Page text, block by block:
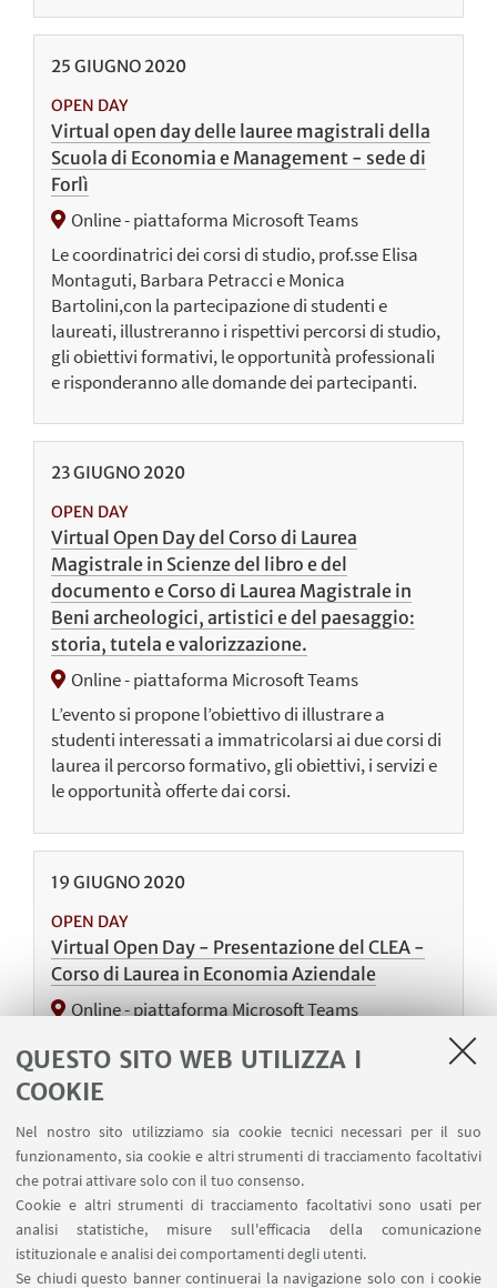
QUESTO SITO WEB UTILIZZA I
COOKIE
Nel nostro sito utilizziamo sia cookie tecnici necessari per il suo
funzionamento, sia cookie e altri strumenti di tracciamento facoltativi
che potrai attivare solo con il tuo consenso.
Cookie e altri strumenti di tracciamento facoltativi sono usati per
analisi statistiche, misure sull'efficacia della comunicazione
istituzionale e analisi dei comportamenti degli utenti.
Se chiudi questo banner continuerai la navigazione solo con i cookie
25 GIUGNO 2020
OPEN DAY
Virtual open day delle lauree magistrali della
Scuola di Economia e Management - sede di
Forlì
Online - piattaforma Microsoft Teams
Le coordinatrici dei corsi di studio, prof.sse Elisa
Montaguti, Barbara Petracci e Monica
Bartolini,con la partecipazione di studenti e
laureati, illustreranno i rispettivi percorsi di studio,
gli obiettivi formativi, le opportunità professionali
e risponderanno alle domande dei partecipanti.
23GIUGNO 2020
OPEN DAY
Virtual Open Day del Corso di Laurea
Magistrale in Scienze del libro e del
documento e Corso di Laurea Magistrale in
Beni archeologici, artistici e del paesaggio:
storia, tutela e valorizzazione.
Online - piattaforma Microsoft Teams
L’evento si propone l’obiettivo di illustrare a
studenti interessati a immatricolarsi ai due corsi di
laurea il percorso formativo, gli obiettivi, i servizi e
le opportunità offerte dai corsi.
19 GIUGNO 2020
OPEN DAY
Virtual Open Day - Presentazione del CLEA -
Corso di Laurea in Economia Aziendale
Online - piattaforma Microsoft Teams
presentare loro il Corso di Laurea in Economia
Aziendale. In particolare verranno illustrati gli
sbocchi professionali, l'articolazione del corso, i
suoi aspetti distintivi, attraverso dati e narrazioni
di casi di eccellenza.